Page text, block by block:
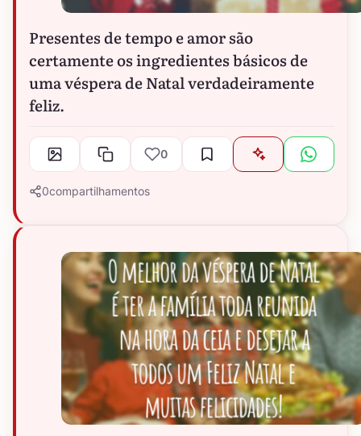
Presentes de tempo e amor são
certamente os ingredientes básicos de
uma véspera de Natal verdadeiramente
feliz.
0
0compartilhamentos